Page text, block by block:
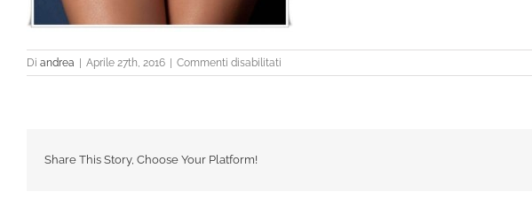
Di andrea | Aprile 27th, 2016 | Commenti disabilitati
4553_bianco
Share This Story, Choose Your Platform!